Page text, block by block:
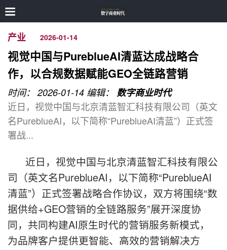
产业 2026-01-14
视觉中国与PureblueAI清蓝达成战略合
作，以合规数据赋能GEO全链路营销
时间： 2026-01-14 编辑： 数字商业时代
近日，视觉中国与北京清蓝智汇科技有限公司（英文
名PureblueAI，以下简称“PureblueAI清蓝”）正式签
署战...
近日，视觉中国与北京清蓝智汇科技有限公
司（英文名PureblueAI，以下简称“PureblueAI
清蓝”）正式签署战略合作协议，双方将围绕“数
据供给+GEO营销的全链路服务”展开深度协
同，共同构建AI原生时代的营销服务新模式，
为品牌客户提供更智能、高效的营销解决方